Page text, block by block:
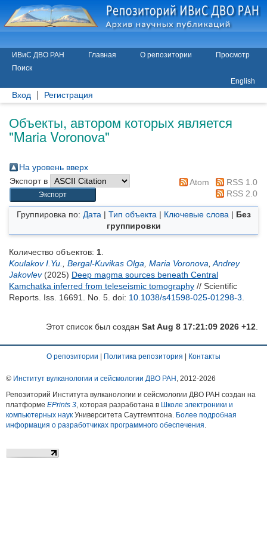
ИВиС ДВО РАН Главная О репозитории
Просмотр
Поиск
English
Вход Регистрация
Объекты, автором которых является
"Maria Voronova"
На уровень вверх
Экспорт в
Atom
RSS 1.0
RSS 2.0
Группировка по: Дата | Тип объекта | Ключевые слова | Без
группировки
Количество объектов: 1
Koulakov I.Yu.
Bergal-Kuvikas Olga Maria Voronova Andrey
Jakovlev(2025) Deep magma sources beneath Central
Kamchatka inferred from teleseismic tomography // Scientific
Reports. Iss. 16691. No. 5. doi: 10.1038/s41598-025-01298-3
Этот список был создан Sat Aug 8 17:21:09 2026 +12
О репозитории Политика репозитория Контакты
© Институт вулканологии и сейсмологии ДВО РАН , 2012-2026
Репозиторий Института вулканологии и сейсмологии ДВО РАН создан на
платформе EPrints 3, которая разработана в Школе электроники и
компьютерных наук Университета Саутгемптона. Более подробная
информация о разработчиках программного обеспечения.